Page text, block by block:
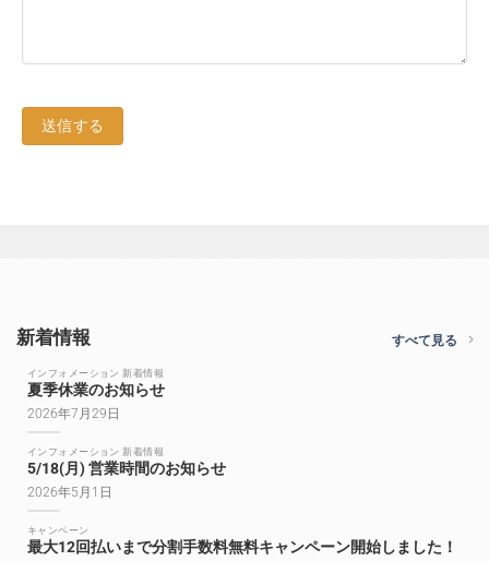
新着情報 すべて見る
インフォメーション 新着情報
夏季休業のお知らせ
2026年7月29日
インフォメーション 新着情報
5/18(月) 営業時間のお知らせ
2026年5月1日
キャンペーン
最大12回払いまで分割手数料無料キャンペーン開始しました！